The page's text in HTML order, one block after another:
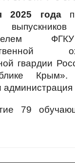
2025 года
гвардии
Крым».
79